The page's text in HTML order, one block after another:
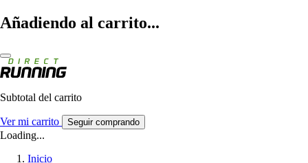
Añadiendo al carrito...
Subtotal del carrito
Ver mi carrito Seguir comprando
Loading...
Inicio